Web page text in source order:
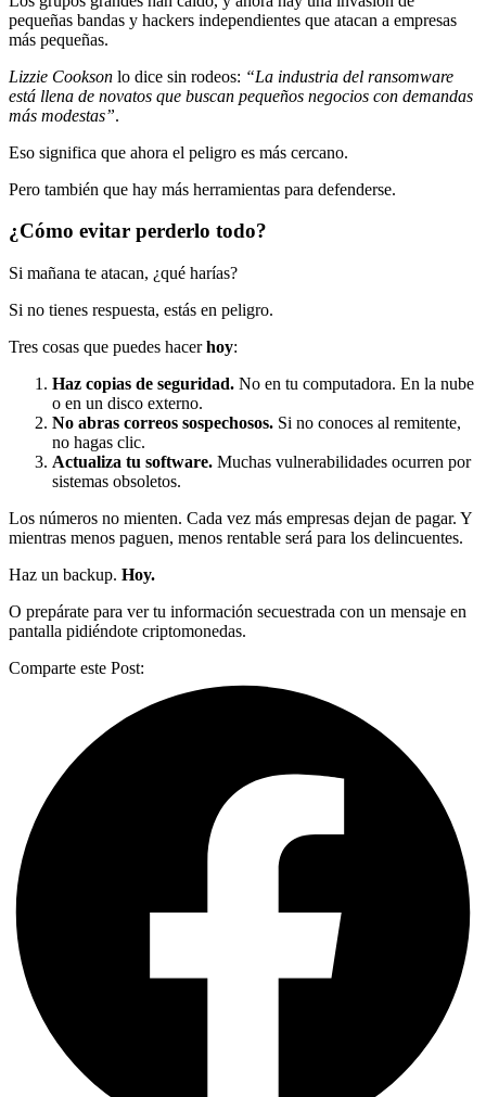
pequeñas bandas y hackers independientes que atacan a empresas
más pequeñas.
Lizzie Cookson lo dice sin rodeos: “La industria del ransomware
está llena de novatos que buscan pequeños negocios con demandas
más modestas”.
Eso significa que ahora el peligro es más cercano.
Pero también que hay más herramientas para defenderse.
¿Cómo evitar perderlo todo?
Si mañana te atacan, ¿qué harías?
Si no tienes respuesta, estás en peligro.
Tres cosas que puedes hacerhoy:
Haz copias de seguridad. No en tu computadora. En la nube
o en un disco externo.
No abras correos sospechosos. Si no conoces al remitente,
no hagas clic.
Actualiza tu software. Muchas vulnerabilidades ocurren por
sistemas obsoletos.
Los números no mienten. Cada vez más empresas dejan de pagar. Y
mientras menos paguen, menos rentable será para los delincuentes.
Haz un backup. Hoy.
O prepárate para ver tu información secuestrada con un mensaje en
pantalla pidiéndote criptomonedas.
Comparte este Post: